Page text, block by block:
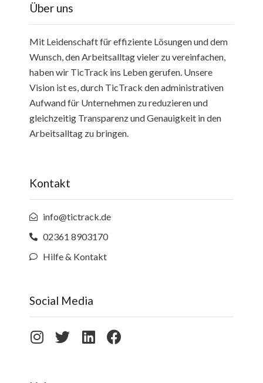
Über uns
Mit Leidenschaft für effiziente Lösungen und dem
Wunsch, den Arbeitsalltag vieler zu vereinfachen,
haben wir TicTrack ins Leben gerufen. Unsere
Vision ist es, durch TicTrack den administrativen
Aufwand für Unternehmen zu reduzieren und
gleichzeitig Transparenz und Genauigkeit in den
Arbeitsalltag zu bringen.
Kontakt
info@tictrack.de
02361 8903170
Hilfe & Kontakt
Social Media